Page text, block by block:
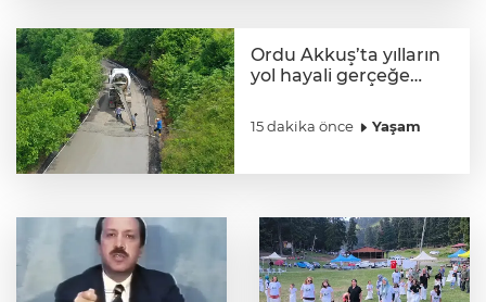
Ordu Akkuş’ta yılların
yol hayali gerçeğe
15 dakika önce Yaşam